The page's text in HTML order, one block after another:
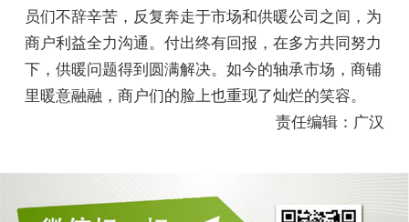
员们不辞辛苦，反复奔走于市场和供暖公司之间，为
商户利益全力沟通。付出终有回报，在多方共同努力
下，供暖问题得到圆满解决。如今的轴承市场，商铺
里暖意融融，商户们的脸上也重现了灿烂的笑容。
责任编辑：广汉